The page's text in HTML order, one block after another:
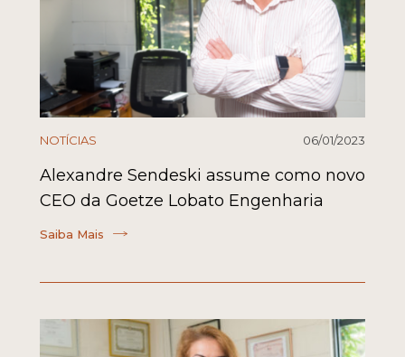
NOTÍCIAS 06/01/2023
Alexandre Sendeski assume como novo
CEO da Goetze Lobato Engenharia
Saiba Mais